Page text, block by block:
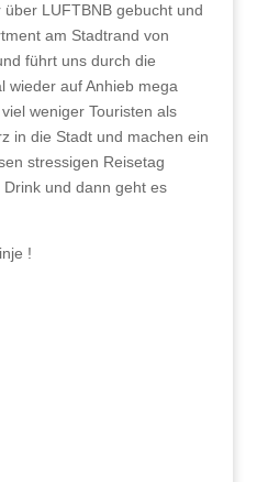
LUFTBNB gebucht und
am Stadtrand von
führt uns durch die
wieder auf Anhieb mega
weniger Touristen als
in die Stadt und machen ein
stressigen Reisetag
und dann geht es
!